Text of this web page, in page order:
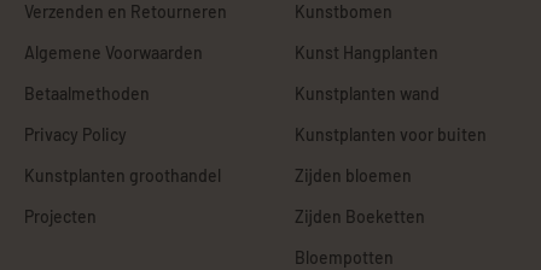
Verzenden en Retourneren
Algemene Voorwaarden
Betaalmethoden
Privacy Policy
Kunstplanten groothandel
Projecten
Kunstbomen
Kunst Hangplanten
Kunstplanten wand
Kunstplanten voor buiten
Zijden bloemen
Zijden Boeketten
Bloempotten